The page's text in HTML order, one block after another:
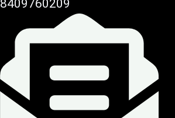
8409760209